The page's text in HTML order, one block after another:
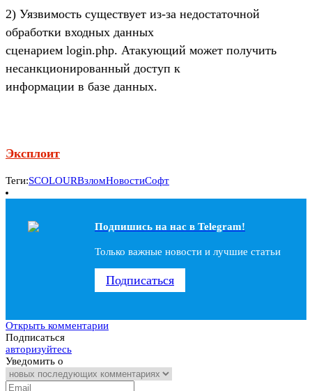
2) Уязвимость существует из-за недостаточной
обработки входных данных
сценарием login.php. Атакующий может получить
несанкционированный доступ к
информации в базе данных.
Эксплоит
Теги:SCOLOURВзломНовостиСофт
Подпишись на наc в Telegram!
Только важные новости и лучшие статьи
Подписаться
Открыть комментарии
Подписаться
авторизуйтесь
Уведомить о